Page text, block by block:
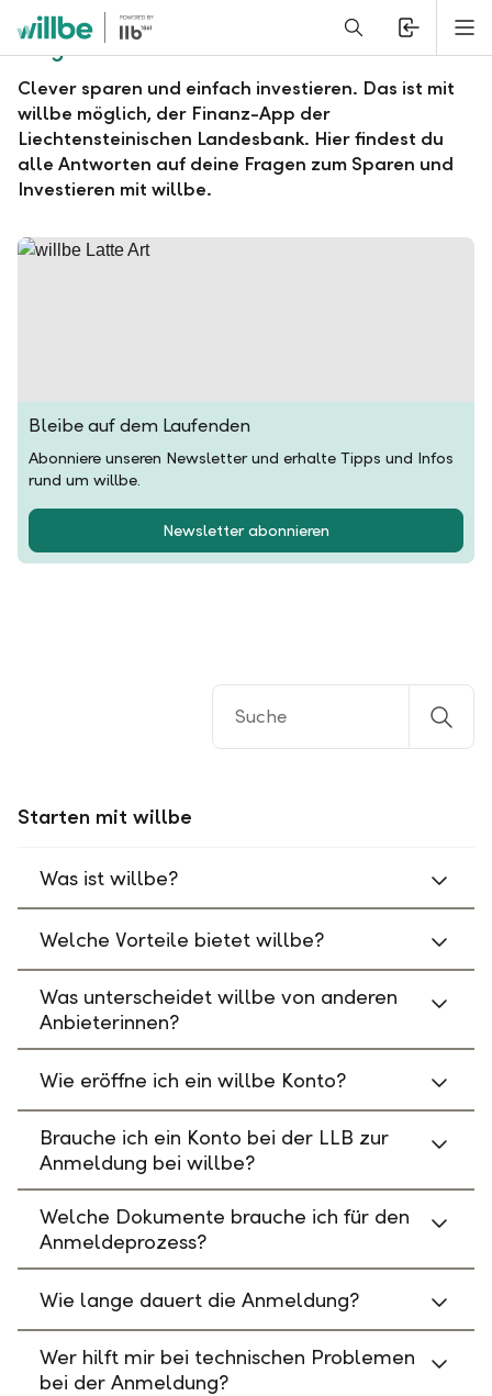
Alerts.Headline
Fragen und Antworten zu willbe
Clever sparen und einfach investieren. Das ist mit
willbe möglich, der Finanz-App der
Liechtensteinischen Landesbank. Hier findest du
alle Antworten auf deine Fragen zum Sparen und
Investieren mit willbe.
Bleibe auf dem Laufenden
Abonniere unseren Newsletter und erhalte Tipps und Infos
rund um willbe.
Newsletter abonnieren
Starten mit willbe
Was ist willbe?
Welche Vorteile bietet willbe?
Was unterscheidet willbe von anderen
Anbieterinnen?
Wie eröffne ich ein willbe Konto?
Brauche ich ein Konto bei der LLB zur
Anmeldung bei willbe?
Welche Dokumente brauche ich für den
Anmeldeprozess?
Wie lange dauert die Anmeldung?
Wer hilft mir bei technischen Problemen
bei der Anmeldung?